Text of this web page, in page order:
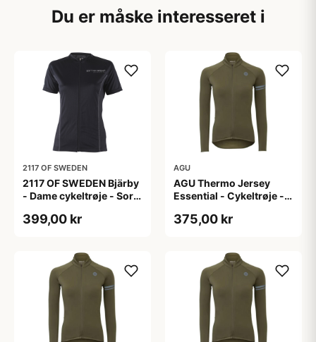
Du er måske interesseret i
2117 OF SWEDEN
2117 OF SWEDEN Bjärby
- Dame cykeltrøje - Sort
399,00 kr
AGU
AGU Thermo Jersey
Essential - Cykeltrøje -
L
375,00 kr